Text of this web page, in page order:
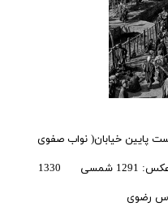
پایین خیابان( نواب صفوی
عکاس: سپرسی مولزورث سایکس زمان عکس: 1291 شمسی 1330
رضوی